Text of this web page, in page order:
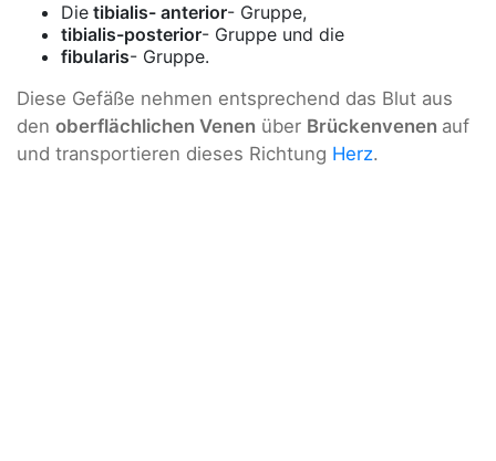
Die tibialis- anterior- Gruppe,
tibialis-posterior- Gruppe und die
fibularis- Gruppe.
Diese Gefäße nehmen entsprechend das Blut aus
den oberflächlichen Venen über Brückenvenen auf
und transportieren dieses Richtung Herz.